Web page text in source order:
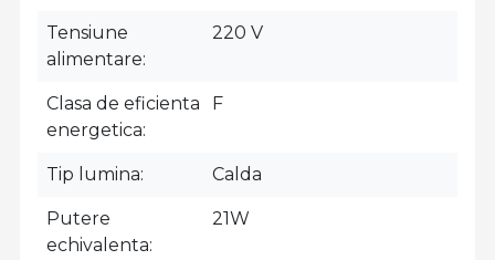
Tensiune
alimentare
220 V
Clasa de eficienta
energetica
F
Tip lumina Calda
Putere
echivalenta
21W